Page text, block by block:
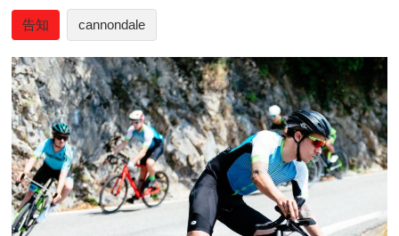
告知 cannondale